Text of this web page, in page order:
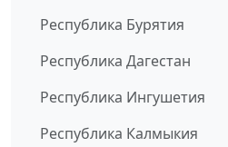
Республика Бурятия
Республика Дагестан
Республика Ингушетия
Республика Калмыкия